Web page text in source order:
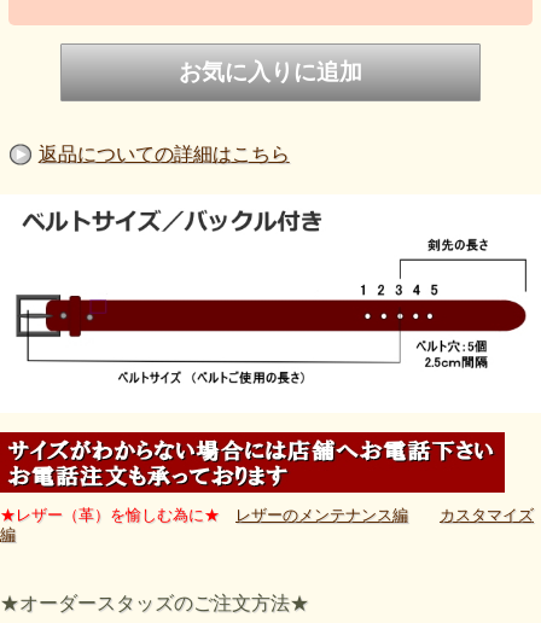
返品についての詳細はこちら
★レザー（革）を愉しむ為に★ レザーのメンテナンス編
カスタマイズ
編
★オーダースタッズのご注文方法★